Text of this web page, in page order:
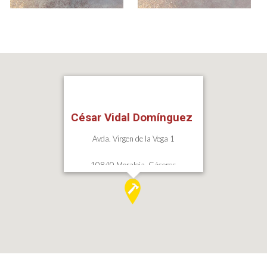
César Vidal Domínguez
Avda. Virgen de la Vega 1
10840 Moraleja, Cáceres